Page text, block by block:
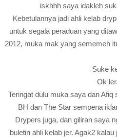
iskhhh saya idakleh
Kebetulannya jadi ahli kelab
untuk segala peraduan yang
2012, muka mak yang sememeh
Suke
Ok
Teringat dulu muka saya dan
BH dan The Star sempena
Drypers juga, dan giliran saya
buletin ahli kelab jer. Agak2